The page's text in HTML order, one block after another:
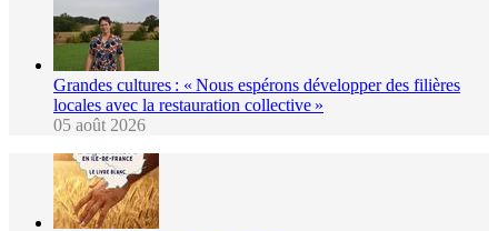
Grandes cultures : « Nous espérons développer des filières
locales avec la restauration collective »
05 août 2026